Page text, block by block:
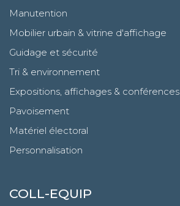
Manutention
Mobilier urbain & vitrine d'affichage
Guidage et sécurité
Tri & environnement
Expositions, affichages & conférences
Pavoisement
Matériel électoral
Personnalisation
COLL-EQUIP